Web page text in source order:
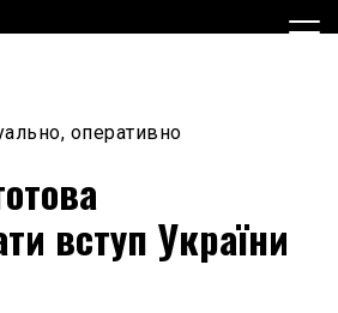
оперативно
вступ України